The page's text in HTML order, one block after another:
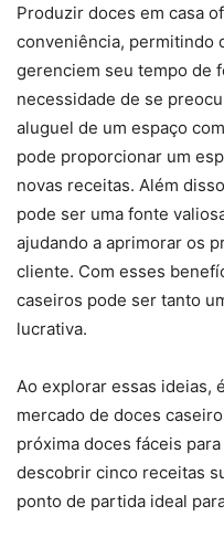
Produzir doces em casa
conveniência, permitindo
gerenciem seu tempo de
necessidade de se
aluguel de um espaço
pode proporcionar um
novas receitas. Além
pode ser uma fonte
ajudando a aprimorar os
cliente. Com esses
caseiros pode ser tanto
lucrativa.
Ao explorar essas ideias,
mercado de doces
próxima doces fáceis
descobrir cinco receitas
ponto de partida ideal